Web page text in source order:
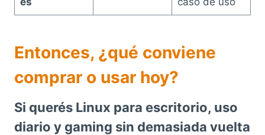
Entonces, ¿qué conviene
comprar o usar hoy?
Si querés Linux para escritorio, uso
diario y gaming sin demasiada vuelta